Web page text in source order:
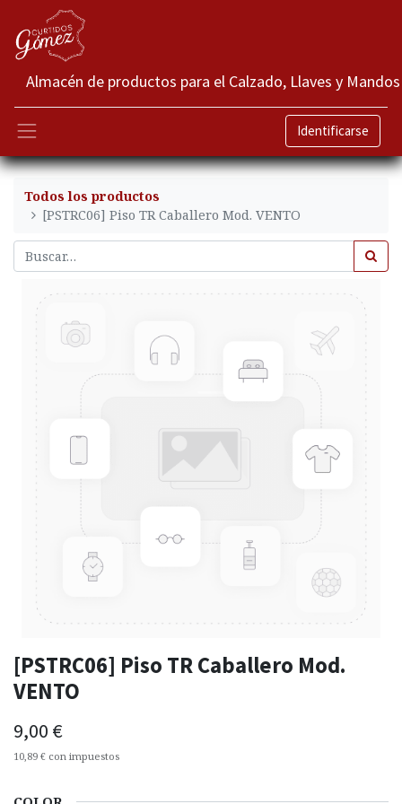
Almacén de productos para el Calzado, Llaves y Mandos
Identificarse
Todos los productos
[PSTRC06] Piso TR Caballero Mod. VENTO
[PSTRC06] Piso TR Caballero Mod.
VENTO
9,00 €
10,89 € con impuestos